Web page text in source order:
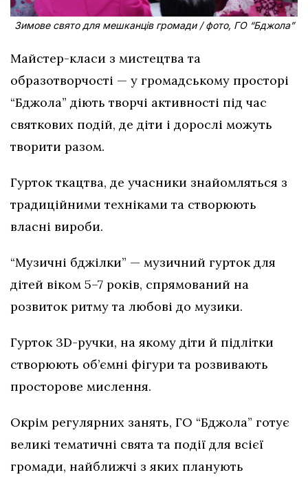
Зимове свято для мешканців громади / фото, ГО “Бджола”
Майстер-класи з мистецтва та
образотворчості — у громадському просторі
“Бджола” діють творчі активності під час
святкових подій, де діти і дорослі можуть
творити разом.
Гурток ткацтва, де учасники знайомляться з
традиційними техніками та створюють
власні вироби.
“Музичні бджілки” — музичний гурток для
дітей віком 5–7 років, спрямований на
розвиток ритму та любові до музики.
Гурток 3D-ручки, на якому діти й підлітки
створюють об’ємні фігури та розвивають
просторове мислення.
Окрім регулярних занять, ГО “Бджола” готує
великі тематичні свята та події для всієї
громади, найближчі з яких планують